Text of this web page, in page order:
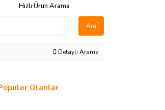
Hızlı Ürün Arama
Ara
Detaylı Arama
Olanlar